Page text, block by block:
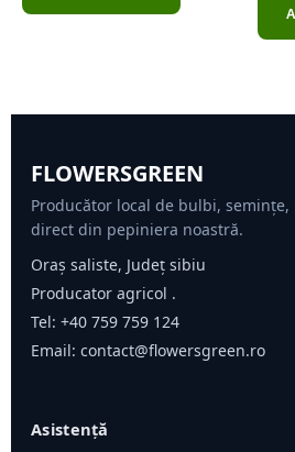
FLOWERSGREEN
Producător local de bulbi,
direct din pepiniera noastră.
Oraș saliste, Județ sibiu
Producator agricol .
Tel: +40 759 759 124
Email: contact@flowersgreen.ro
Asistență